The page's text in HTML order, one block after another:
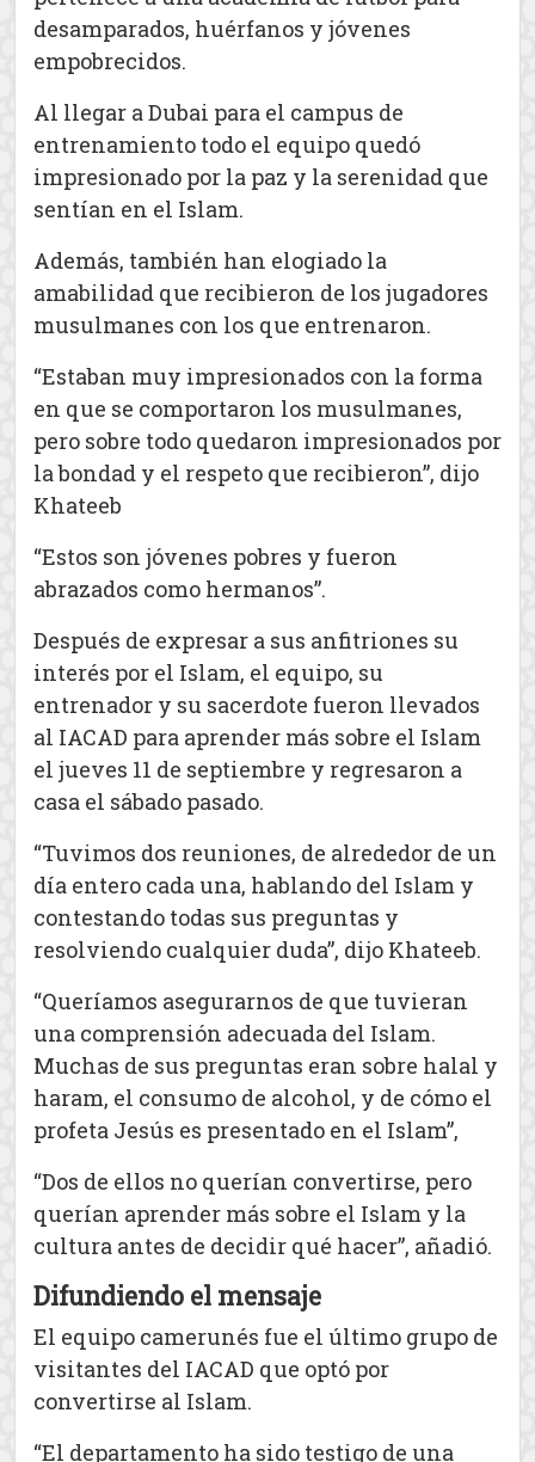
desamparados, huérfanos y jóvenes
empobrecidos.
Al llegar a Dubai para el campus de
entrenamiento todo el equipo quedó
impresionado por la paz y la serenidad que
sentían en el Islam.
Además, también han elogiado la
amabilidad que recibieron de los jugadores
musulmanes con los que entrenaron.
“Estaban muy impresionados con la forma
en que se comportaron los musulmanes,
pero sobre todo quedaron impresionados por
la bondad y el respeto que recibieron”, dijo
Khateeb
“Estos son jóvenes pobres y fueron
abrazados como hermanos”.
Después de expresar a sus anfitriones su
interés por el Islam, el equipo, su
entrenador y su sacerdote fueron llevados
al IACAD para aprender más sobre el Islam
el jueves 11 de septiembre y regresaron a
casa el sábado pasado.
“Tuvimos dos reuniones, de alrededor de un
día entero cada una, hablando del Islam y
contestando todas sus preguntas y
resolviendo cualquier duda”, dijo Khateeb.
“Queríamos asegurarnos de que tuvieran
una comprensión adecuada del Islam.
Muchas de sus preguntas eran sobre halal y
haram, el consumo de alcohol, y de cómo el
profeta Jesús es presentado en el Islam”,
“Dos de ellos no querían convertirse, pero
querían aprender más sobre el Islam y la
cultura antes de decidir qué hacer”, añadió.
Difundiendo el mensaje
El equipo camerunés fue el último grupo de
visitantes del IACAD que optó por
convertirse al Islam.
“El departamento ha sido testigo de una